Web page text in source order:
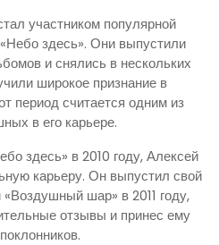
участником популярной
здесь». Они выпустили
и снялись в нескольких
широкое признание в
период считается одним из
в его карьере.
здесь» в 2010 году, Алексей
карьеру. Он выпустил свой
шар» в 2011 году,
отзывы и принес ему